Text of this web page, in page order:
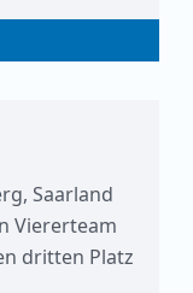
Saarland
Viererteam
dritten Platz